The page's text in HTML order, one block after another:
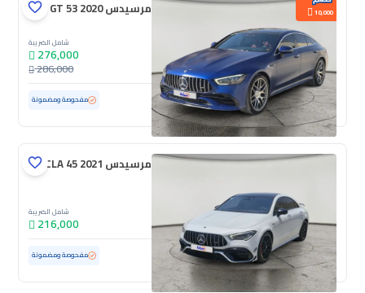
10,000 مرسيدس GT 53 2020
شامل الضريبة
276,000
286,000
مستعملة 84,646 كم ممشى قليل مفحوصة ومضمونة
مرسيدس CLA 45 2021
شامل الضريبة
216,000
مستعملة 53,279 كم ممشى قليل مفحوصة ومضمونة